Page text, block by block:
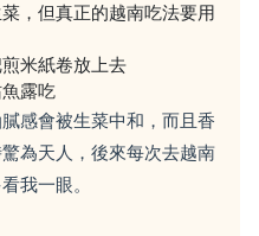
菜，但真正的越南吃法要用
煎米紙卷放上去
魚露吃
感會被生菜中和，而且香
為天人，後來每次去越南
我一眼。